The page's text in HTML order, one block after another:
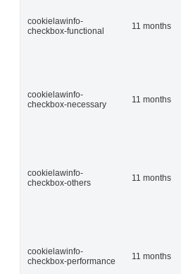
cookielawinfo-
checkbox-functional
11 months
cookielawinfo-
checkbox-necessary
11 months
cookielawinfo-
checkbox-others
11 months
cookielawinfo-
checkbox-performance
11 months